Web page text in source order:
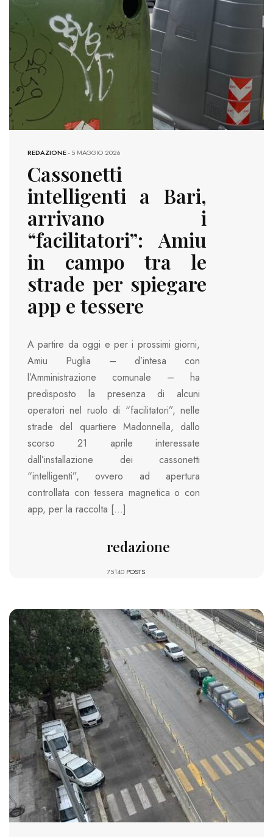
REDAZIONE-5 MAGGIO 2026
Cassonetti
intelligenti a Bari,
arrivano i
“facilitatori”: Amiu
in campo tra le
strade per spiegare
app e tessere
A partire da oggi e per i prossimi giorni,
Amiu Puglia – d’intesa con
l’Amministrazione comunale – ha
predisposto la presenza di alcuni
operatori nel ruolo di “facilitatori”, nelle
strade del quartiere Madonnella, dallo
scorso 21 aprile interessate
dall’installazione dei cassonetti
“intelligenti”, ovvero ad apertura
controllata con tessera magnetica o con
app, per la raccolta […]
redazione
75140 POSTS
749 VIEWS